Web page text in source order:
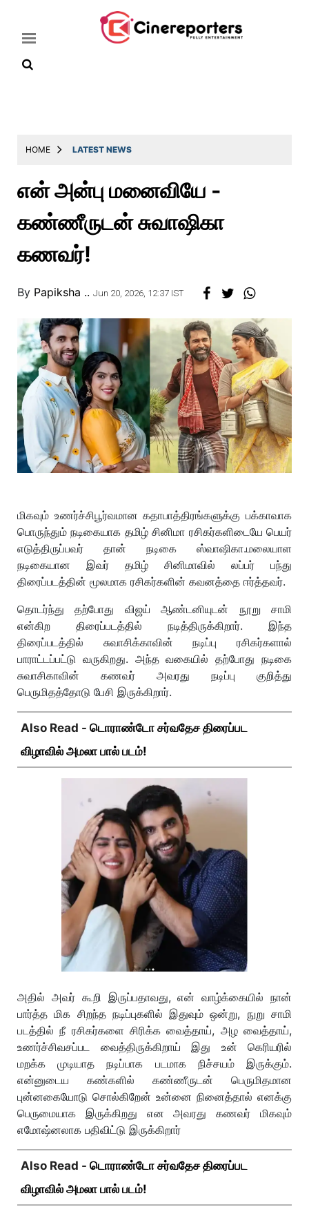
Latest
Throwback
Television
Story
HOME LATEST NEWS
என் அன்பு மனைவியே -
கண்ணீருடன் சுவாஷிகா
கணவர்!
By Papiksha .. Jun 20, 2026, 12:37 IST
மிகவும் உணர்ச்சிபூர்வமான கதாபாத்திரங்களுக்கு பக்காவாக
பொருந்தும் நடிகையாக தமிழ் சினிமா ரசிகர்களிடையே பெயர்
எடுத்திருப்பவர் தான் நடிகை ஸ்வாஷிகா.மலையாள
நடிகையான இவர் தமிழ் சினிமாவில் லப்பர் பந்து
திரைப்படத்தின் மூலமாக ரசிகர்களின் கவனத்தை ஈர்த்தவர்.
தொடர்ந்து தற்போது விஜய் ஆண்டனியுடன் நூறு சாமி
என்கிற திரைப்படத்தில் நடித்திருக்கிறார். இந்த
திரைப்படத்தில் சுவாசிக்காவின் நடிப்பு ரசிகர்களால்
பாராட்டப்பட்டு வருகிறது. அந்த வகையில் தற்போது நடிகை
சுவாசிகாவின் கணவர் அவரது நடிப்பு குறித்து
பெருமிதத்தோடு பேசி இருக்கிறார்.
Also Read - டொராண்டோ சர்வதேச திரைப்பட
விழாவில் அமலா பால் படம்!
அதில் அவர் கூறி இருப்பதாவது, என் வாழ்க்கையில் நான்
பார்த்த மிக சிறந்த நடிப்புகளில் இதுவும் ஒன்று, நுறு சாமி
படத்தில் நீ ரசிகர்களை சிரிக்க வைத்தாய், அழ வைத்தாய்,
உணர்ச்சிவசப்பட வைத்திருக்கிறாய் இது உன் கெரியரில்
மறக்க முடியாத நடிப்பாக படமாக நிச்சயம் இருக்கும்.
என்னுடைய கண்களில் கண்ணீருடன் பெருமிதமான
புன்னகையோடு சொல்கிறேன் உன்னை நினைத்தால் எனக்கு
பெருமையாக இருக்கிறது என அவரது கணவர் மிகவும்
எமோஷ்னலாக பதிவிட்டு இருக்கிறார்
Also Read - டொராண்டோ சர்வதேச திரைப்பட
விழாவில் அமலா பால் படம்!